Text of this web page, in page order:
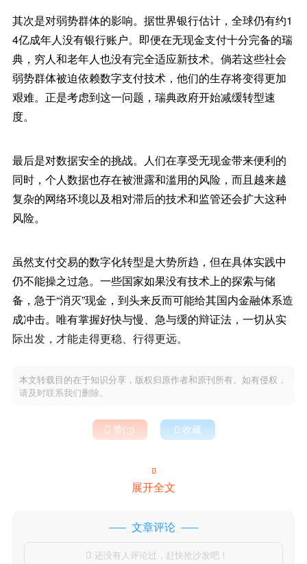
其次是对弱势群体的影响。据世界银行估计，全球仍有约1
4亿成年人没有银行账户。即便在无现金支付十分完备的瑞
典，穷人和老年人也没有完全适应新技术。倘若这些社会
弱势群体被迫依赖数字支付技术，他们的生存将变得更加
艰难。正是考虑到这一问题，瑞典政府开始减缓转型速
度。
最后是对数据安全的挑战。人们在享受无现金带来便利的
同时，个人数据也存在被泄露和滥用的风险，而且越来越
复杂的网络环境以及相对滞后的技术和监管还会扩大这种
风险。
虽然支付交易的数字化转型是大势所趋，但在具体实践中
仍不能操之过急。一些国家如果没有技术上的探索与储
备，急于“消灭”现金，到头来反而可能给其国内金融体系造
成冲击。唯有掌握好快与慢、急与缓的辩证法，一切从实
际出发，才能走得更稳、行得更远。
本文转载目的在于知识分享，版权归原作者和原刊所有。如有侵权，
请及时联系我们删除。
 赞()  收藏

展开全文
文章评论
 还没有人评论过，赶快抢沙发吧！